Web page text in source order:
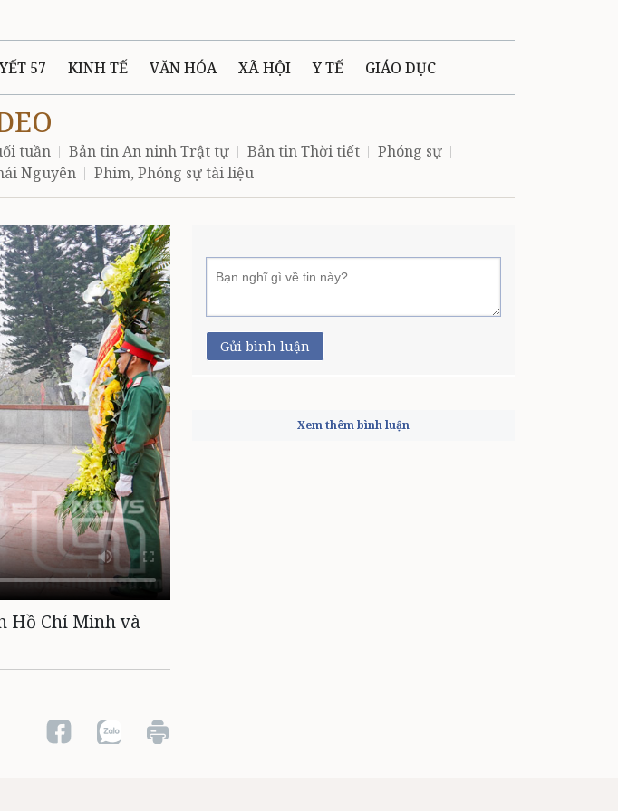
57 KINH TẾ VĂN HÓA XÃ HỘI Y TẾ GIÁO DỤC
GIAO THÔNG
THỂ THAO THÔNG TIN - QUẢNG CÁO
CÁC ĐỀ ÁN TRỌNG TÂM
tuần Bản tin An ninh Trật tự Bản tin Thời tiết
Phóng sự
Nguyên Phim, Phóng sự tài liệu
Hồ Chí Minh và
Gửi bình luận
Xem thêm bình luận